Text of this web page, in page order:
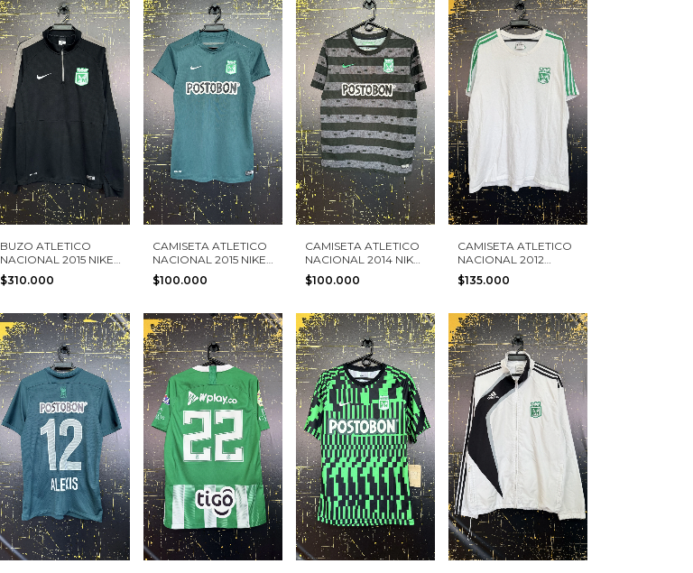
BUZO ATLETICO
NACIONAL 2015 NIKE
TALLA M
$310.000
CAMISETA ATLETICO
NACIONAL 2015 NIKE
TALLA S MUJER
$100.000
CAMISETA ATLETICO
NACIONAL 2014 NIKE
TALLA XL NIÑO
$100.000
CAMISETA ATLETICO
NACIONAL 2012
ADIDAS TALLA XXL
$135.000